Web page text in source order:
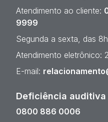
Atendimento ao cliente:
9999
Segunda a sexta, das
Atendimento eletrônico:
E-mail:
Deficiência auditiva
0800 886 0006